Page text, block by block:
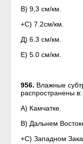
В) 9,3 см/км.
+С) 7.2см/км.
Д) 6.3 см/км.
Е) 5.0 см/км.
956. Влажные
распространены в:
А) Камчатке.
В) Дальнем
+С) Западном